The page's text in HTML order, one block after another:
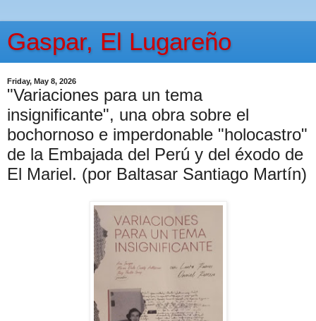
Gaspar, El Lugareño
Friday, May 8, 2026
"Variaciones para un tema
insignificante", una obra sobre el
bochornoso e imperdonable "holocastro"
de la Embajada del Perú y del éxodo de
El Mariel. (por Baltasar Santiago Martín)